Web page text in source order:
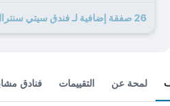
26 صفقة إضافية لـ فندق سيتي سنترال
لمحة عن التقييمات فنادق